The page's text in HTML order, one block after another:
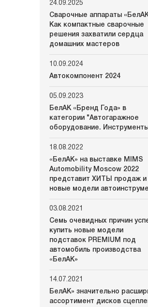
24.09.2025
Сварочные аппараты
Как компактные сварочные
решения захватили сердца
домашних мастеров
10.09.2024
Автокомпонент 2024
05.09.2023
БелАК «Бренд Года» в
категории "Автогаражное
оборудование.
18.08.2022
«БелАК» на выставке MIMS
Automobility Moscow 2022
представит ХИТЫ продаж и
новые модели
03.08.2021
Семь очевидных причин
купить новые модели
подставок PREMIUM под
автомобиль производства
«БелАК»
14.07.2021
БелАК» значительно
ассортимент дисков